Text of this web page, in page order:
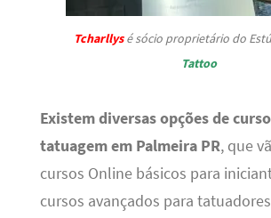
Tcharllysé sócio proprietário do
Tattoo
Existem diversas opções de
tatuagem em Palmeira PR, que
cursos Online básicos para
cursos avançados para